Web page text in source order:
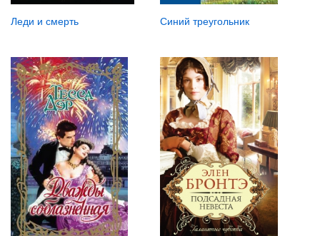
Леди и смерть Синий треугольник